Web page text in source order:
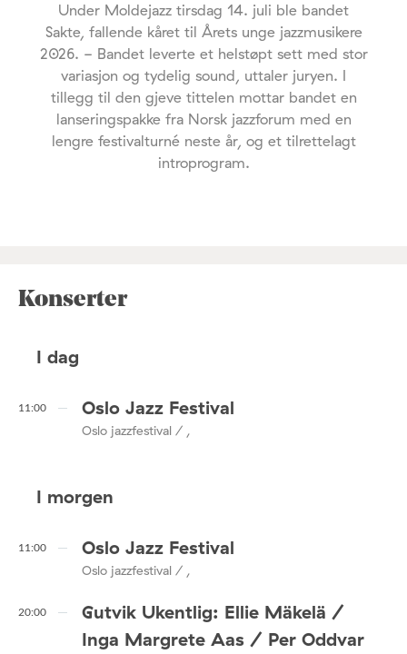
Under Moldejazz tirsdag 14. juli ble bandet
Sakte, fallende kåret til Årets unge jazzmusikere
2026. - Bandet leverte et helstøpt sett med stor
variasjon og tydelig sound, uttaler juryen. I
tillegg til den gjeve tittelen mottar bandet en
lanseringspakke fra Norsk jazzforum med en
lengre festivalturné neste år, og et tilrettelagt
introprogram.
Konserter
I dag
11:00 Oslo Jazz Festival
Oslo jazzfestival / ,
I morgen
11:00 Oslo Jazz Festival
Oslo jazzfestival / ,
20:00
Gutvik Ukentlig: Ellie Mäkelä /
Inga Margrete Aas / Per Oddvar